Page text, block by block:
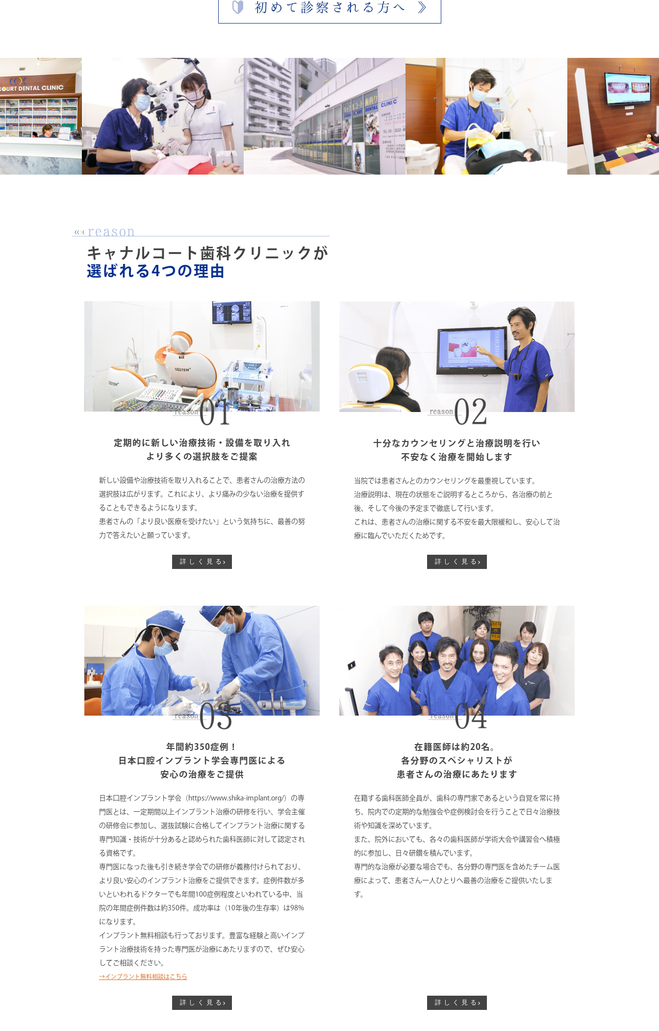
キャナルコート歯科クリニックが
選ばれる4つの理由
定期的に新しい治療技術・設備を取り入れ
より多くの選択肢をご提案
新しい設備や治療技術を取り入れることで、患者さんの治療方法の
選択肢は広がります。これにより、より痛みの少ない治療を提供す
ることもできるようになります。
患者さんの「より良い医療を受けたい」という気持ちに、最善の努
力で答えたいと願っています。
詳しく見る
十分なカウンセリングと治療説明を行い
不安なく治療を開始します
当院では患者さんとのカウンセリングを最重視しています。
治療説明は、現在の状態をご説明するところから、各治療の前と
後、そして今後の予定まで徹底して行います。
これは、患者さんの治療に関する不安を最大限緩和し、安心して治
療に臨んでいただくためです。
詳しく見る
年間約350症例！
日本口腔インプラント学会専門医による
安心の治療をご提供
日本口腔インプラント学会（https://www.shika-implant.org/）の専
門医とは、一定期間以上インプラント治療の研修を行い、学会主催
の研修会に参加し、選抜試験に合格してインプラント治療に関する
専門知識・技術が十分あると認められた歯科医師に対して認定され
る資格です。
専門医になった後も引き続き学会での研修が義務付けられており、
より良い安心のインプラント治療をご提供できます。症例件数が多
いといわれるドクターでも年間100症例程度といわれている中、当
院の年間症例件数は約350件。成功率は（10年後の生存率）は98%
になります。
インプラント無料相談も行っております。豊富な経験と高いインプ
ラント治療技術を持った専門医が治療にあたりますので、ぜひ安心
してご相談ください。
→インプラント無料相談はこちら
詳しく見る
在籍医師は約20名。
各分野のスペシャリストが
患者さんの治療にあたります
在籍する歯科医師全員が、歯科の専門家であるという自覚を常に持
ち、院内での定期的な勉強会や症例検討会を行うことで日々治療技
術や知識を深めています。
また、院外においても、各々の歯科医師が学術大会や講習会へ積極
的に参加し、日々研鑽を積んでいます。
専門的な治療が必要な場合でも、各分野の専門医を含めたチーム医
療によって、患者さん一人ひとりへ最善の治療をご提供いたしま
す。
詳しく見る